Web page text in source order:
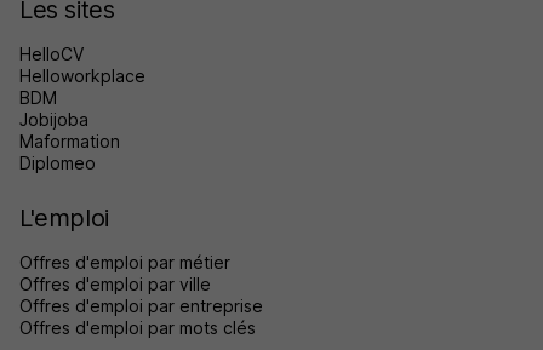
Les sites
HelloCV
Helloworkplace
BDM
Jobijoba
Maformation
Diplomeo
L'emploi
Offres d'emploi par métier
Offres d'emploi par ville
Offres d'emploi par entreprise
Offres d'emploi par mots clés